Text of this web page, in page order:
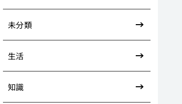
未分類
生活
知識